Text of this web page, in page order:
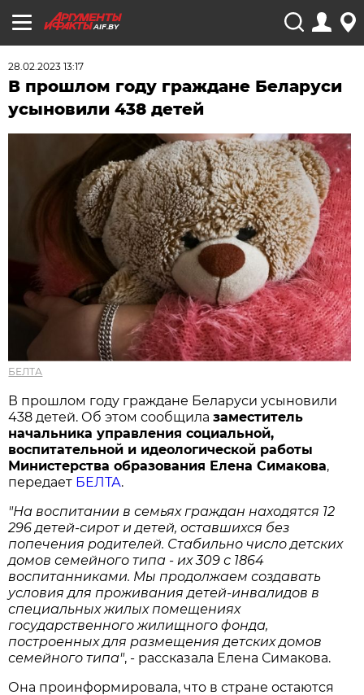
AIF.BY
28.02.2023 13:17
В прошлом году граждане Беларуси
усыновили 438 детей
БЕЛТА
В прошлом году граждане Беларуси усыновили
438 детей. Об этом сообщилазаместитель
начальника управления социальной,
воспитательной и идеологической работы
Министерства образования Елена Симакова,
передает БЕЛТА.
"На воспитании в семьях граждан находятся 12
296 детей-сирот и детей, оставшихся без
попечения родителей. Стабильно число детских
домов семейного типа - их 309 с 1864
воспитанниками. Мы продолжаем создавать
условия для проживания детей-инвалидов в
специальных жилых помещениях
государственного жилищного фонда,
построенных для размещения детских домов
семейного типа", - рассказала Елена Симакова.
Она проинформировала, что в стране остаются